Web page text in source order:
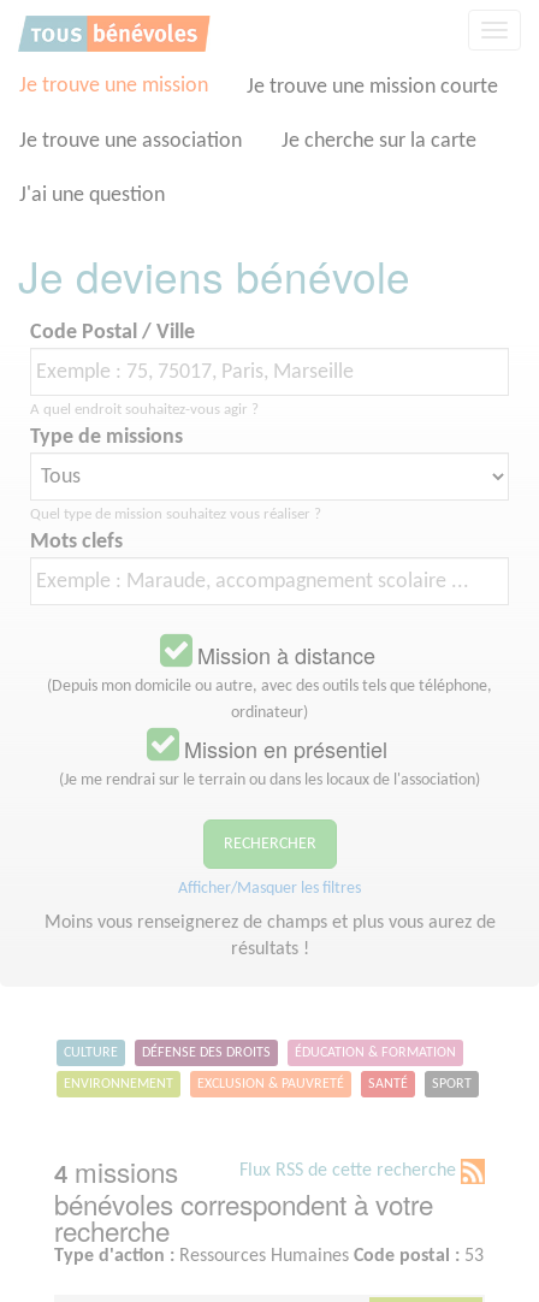
Je trouve une mission Je trouve une mission courte
Je trouve une association Je cherche sur la carte
J'ai une question
Je deviens bénévole
Code Postal / Ville
A quel endroit souhaitez-vous agir ?
Type de missions
Quel type de mission souhaitez vous réaliser ?
Mots clefs
Mission à distance
(Depuis mon domicile ou autre, avec des outils tels que téléphone,
ordinateur)
Mission en présentiel
(Je me rendrai sur le terrain ou dans les locaux de l'association)
RECHERCHER
Afficher/Masquer les filtres
Moins vous renseignerez de champs et plus vous aurez de
résultats !
CULTURE DÉFENSE DES DROITS ÉDUCATION & FORMATION
ENVIRONNEMENT EXCLUSION & PAUVRETÉ SANTÉ SPORT
Flux RSS de cette recherche
4 missions
bénévoles correspondent à votre
recherche
Type d'action : Ressources Humaines Code postal : 53
Panneau de gestion des cookies